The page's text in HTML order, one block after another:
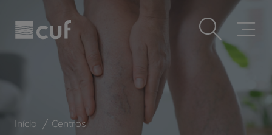
Observação:
este
inclui
um
para
conteúdo
principal
Prevenção e bem-estar
Grandes Áreas da Saúde
Serviços CUF
Clientes e acompanhantes
Início Centros